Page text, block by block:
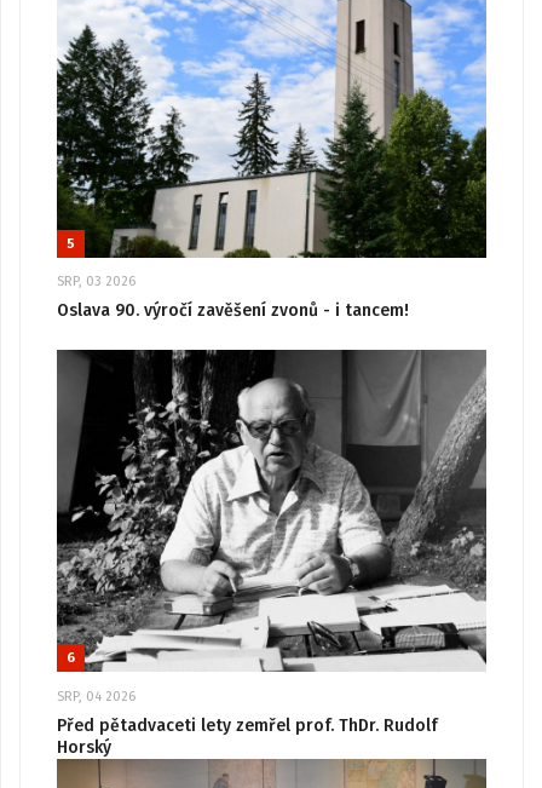
5
SRP, 03 2026
Oslava 90. výročí zavěšení zvonů - i tancem!
6
SRP, 04 2026
Před pětadvaceti lety zemřel prof. ThDr. Rudolf
Horský